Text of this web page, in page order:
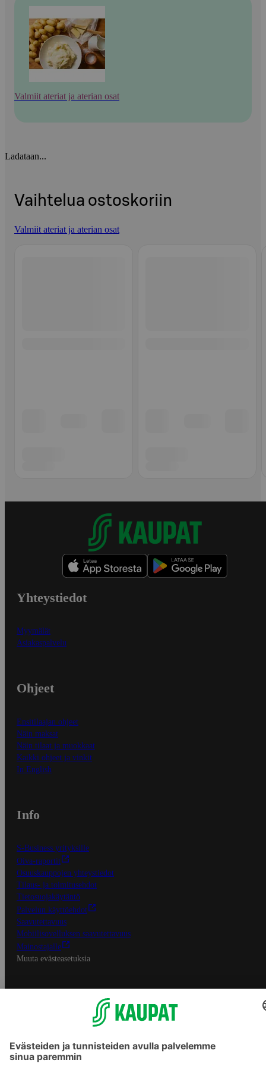
Valmiit ateriat ja aterian osat
Ladataan...
Vaihtelua ostoskoriin
Valmiit ateriat ja aterian osat
Yhteystiedot
Myymälät
Asiakaspalvelu
Ohjeet
Ensitilaajan ohjeet
Näin maksat
Näin tilaat ja muokkaat
Kaikki ohjeet ja vinkit
In English
Info
S-Business yrityksille
Oiva-raportit
Osuuskauppojen yhteystiedot
Tilaus- ja toimitusehdot
Tietosuojakäytäntö
Palvelun käyttöehdot
Saavutettavuus
Mobiilisovelluksen saavutettavuus
Mainostajalle
Muuta evästeasetuksia
S-ryhmän palvelut
Asiakasomistajuus